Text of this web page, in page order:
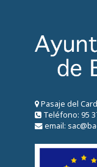
Pasaje del
Teléfono: 95
email: